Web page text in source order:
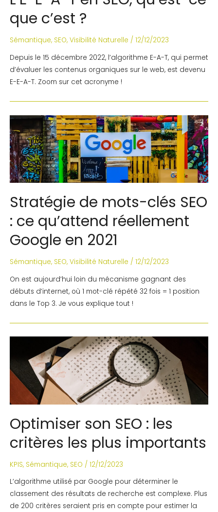
que c’est ?
Sémantique, SEO, Visibilité Naturelle / 12/12/2023
Depuis le 15 décembre 2022, l’algorithme E-A-T, qui permet
d’évaluer les contenus organiques sur le web, est devenu
E-E-A-T. Zoom sur cet acronyme !
Stratégie de mots-clés SEO
: ce qu’attend réellement
Google en 2021
Sémantique, SEO, Visibilité Naturelle / 12/12/2023
On est aujourd’hui loin du mécanisme gagnant des
débuts d’internet, où 1 mot-clé répété 32 fois = 1 position
dans le Top 3. Je vous explique tout !
Optimiser son SEO : les
critères les plus importants
KPIS, Sémantique, SEO / 12/12/2023
L’algorithme utilisé par Google pour déterminer le
classement des résultats de recherche est complexe. Plus
de 200 critères seraient pris en compte pour estimer la